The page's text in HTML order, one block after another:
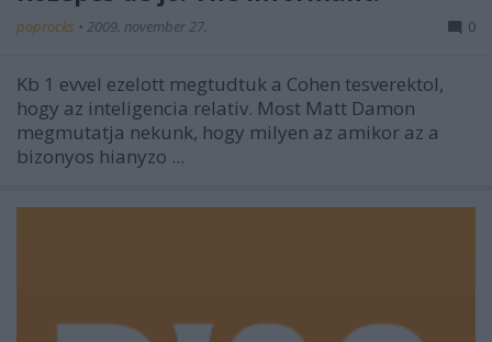
poprocks • 2009. november 27. 0
Kb 1 evvel ezelott megtudtuk a Cohen tesverektol,
hogy az inteligencia relativ. Most Matt Damon
megmutatja nekunk, hogy milyen az amikor az a
bizonyos hianyzo ...